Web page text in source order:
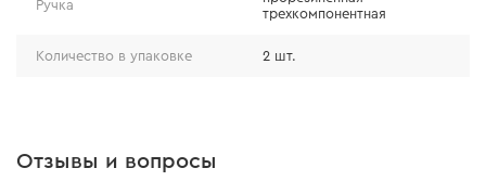
Ручка
трехкомпонентная
Количество в упаковке 2 шт.
Отзывы и вопросы